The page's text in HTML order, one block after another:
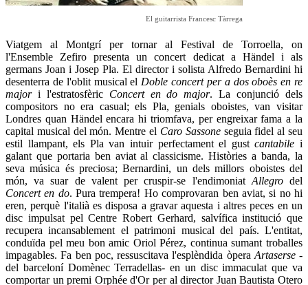
El guitarrista Francesc Tàrrega
Viatgem al Montgrí per tornar al Festival de Torroella, on
l'Ensemble Zefiro presenta un concert dedicat a Händel i als
germans Joan i Josep Pla. El director i solista Alfredo Bernardini hi
desenterra de l'oblit musical el Doble concert per a dos oboès en re
majori l'estratosfèric Concert en do major. La conjunció dels
compositors no era casual; els Pla, genials oboistes, van visitar
Londres quan Händel encara hi triomfava, per engreixar fama a la
capital musical del món. Mentre el Caro Sassoneseguia fidel al seu
estil llampant, els Pla van intuir perfectament el gustcantabile i
galant que portaria ben aviat al classicisme. Històries a banda, la
seva música és preciosa; Bernardini, un dels millors oboistes del
món, va suar de valent per cruspir-se l'endimoniat Allegrodel
Concert en do. Pura trempera! Ho comprovaran ben aviat, si no hi
eren, perquè l'italià es disposa a gravar aquesta i altres peces en un
disc impulsat pel Centre Robert Gerhard, salvífica institució que
recupera incansablement el patrimoni musical del país. L'entitat,
conduïda pel meu bon amic Oriol Pérez, continua sumant troballes
impagables. Fa ben poc, ressuscitava l'esplèndida òpera Artaserse-
del barceloní Domènec Terradellas- en un disc immaculat que va
comportar un premi Orphée d'Or per al director Juan Bautista Otero